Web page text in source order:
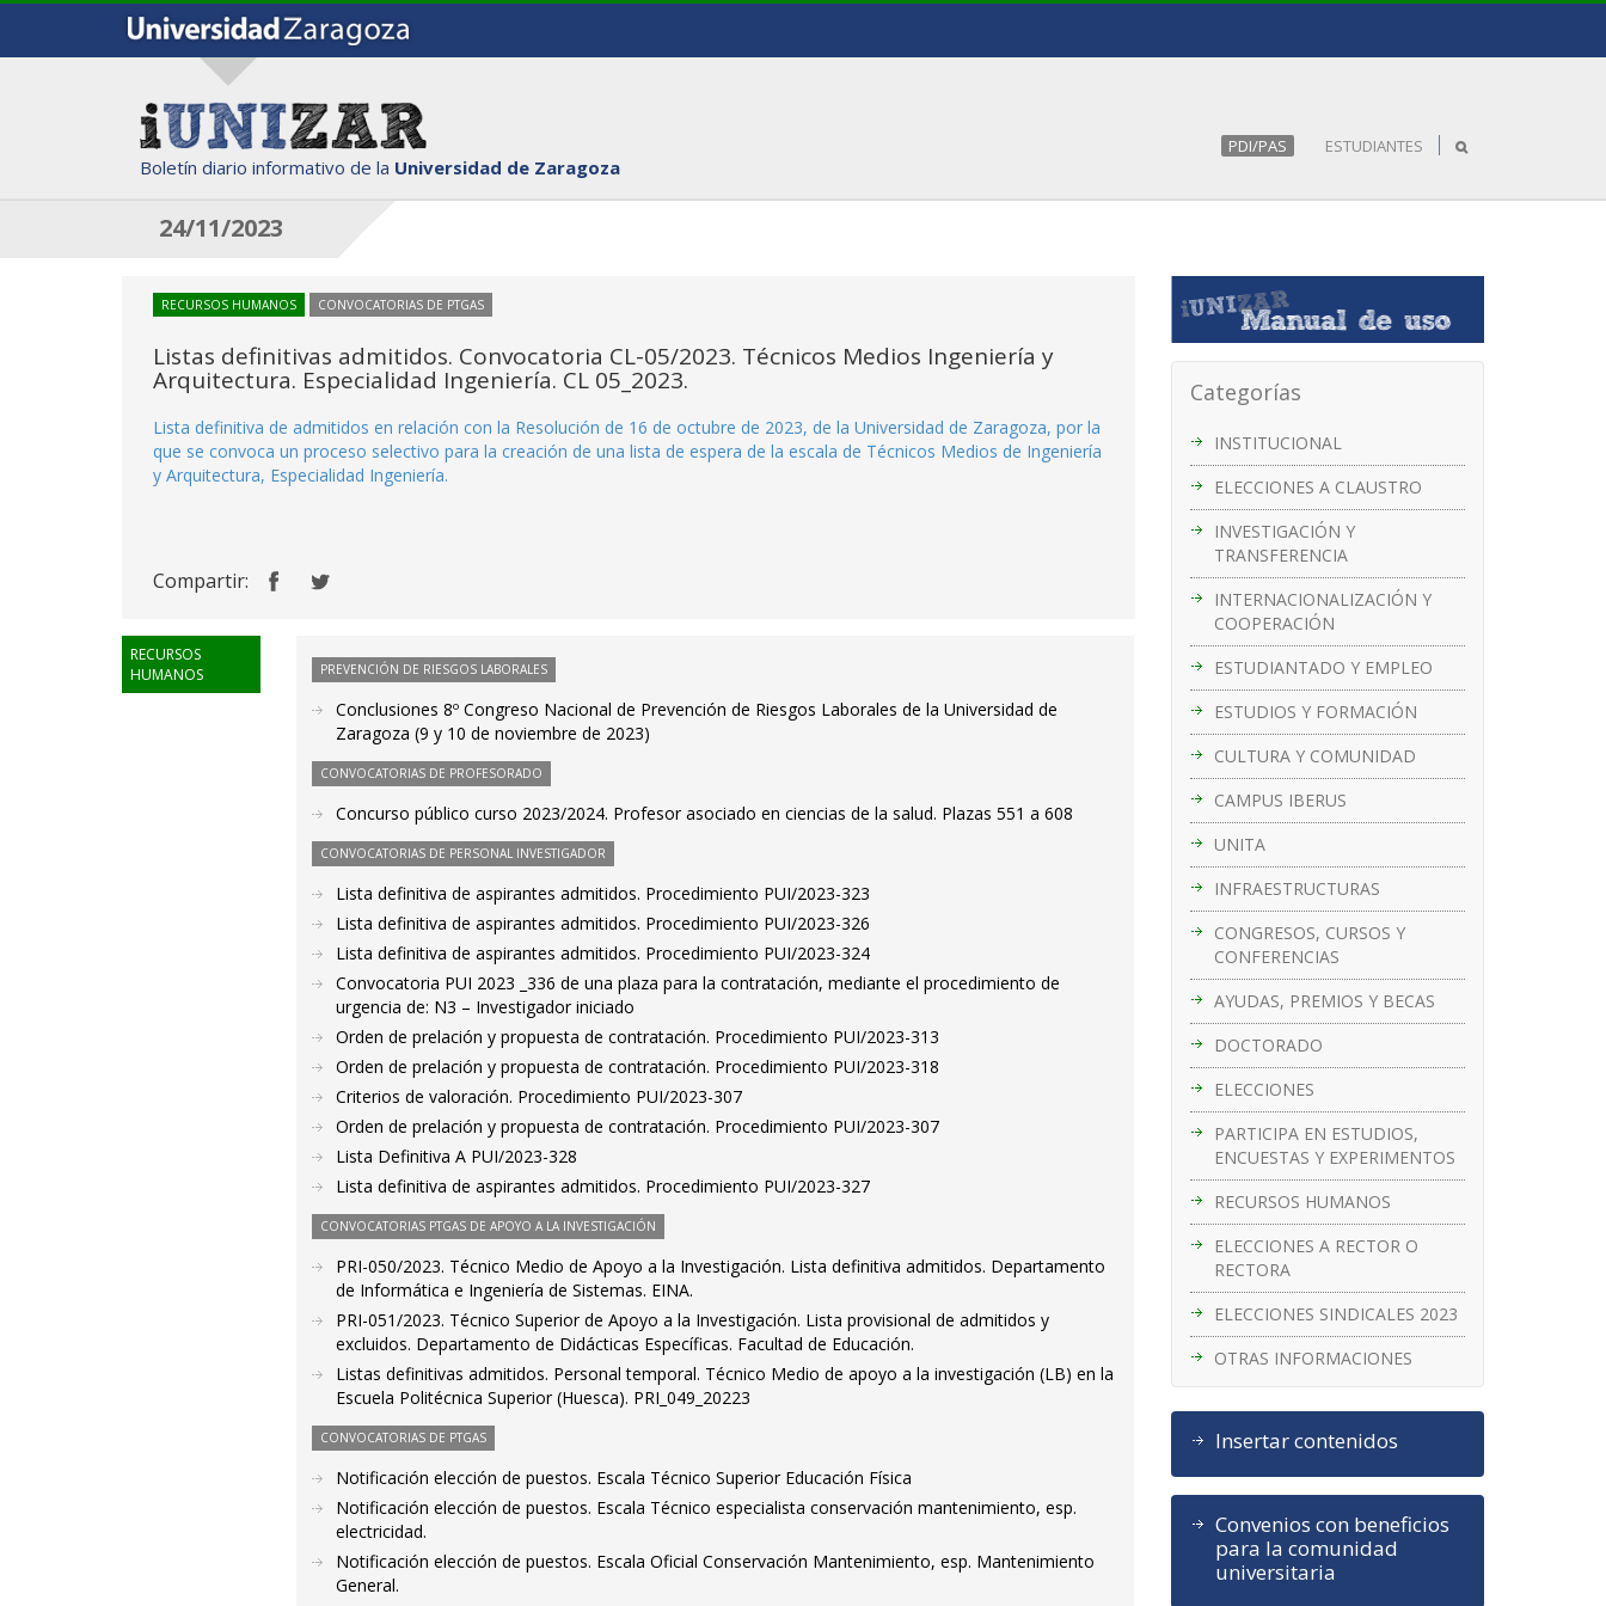
Boletín diario informativo de la Universidad de Zaragoza
PDI/PAS ESTUDIANTES
24/11/2023
Categorías
INSTITUCIONAL
ELECCIONES A CLAUSTRO
INVESTIGACIÓN Y
TRANSFERENCIA
INTERNACIONALIZACIÓN Y
COOPERACIÓN
ESTUDIANTADO Y EMPLEO
ESTUDIOS Y FORMACIÓN
CULTURA Y COMUNIDAD
CAMPUS IBERUS
UNITA
INFRAESTRUCTURAS
CONGRESOS, CURSOS Y
CONFERENCIAS
AYUDAS, PREMIOS Y BECAS
DOCTORADO
ELECCIONES
PARTICIPA EN ESTUDIOS,
ENCUESTAS Y EXPERIMENTOS
RECURSOS HUMANOS
ELECCIONES A RECTOR O
RECTORA
ELECCIONES SINDICALES 2023
OTRAS INFORMACIONES
Insertar contenidos
Convenios con beneficios
para la comunidad
universitaria
RECURSOS HUMANOS CONVOCATORIAS DE PTGAS
Listas definitivas admitidos. Convocatoria CL-05/2023. Técnicos Medios Ingeniería y
Arquitectura. Especialidad Ingeniería. CL 05_2023.
Lista definitiva de admitidos en relación con la Resolución de 16 de octubre de 2023, de la Universidad de Zaragoza, por la
que se convoca un proceso selectivo para la creación de una lista de espera de la escala de Técnicos Medios de Ingeniería
y Arquitectura, Especialidad Ingeniería.
Compartir:
RECURSOS
HUMANOS
PREVENCIÓN DE RIESGOS LABORALES
Conclusiones 8º Congreso Nacional de Prevención de Riesgos Laborales de la Universidad de
Zaragoza (9 y 10 de noviembre de 2023)
CONVOCATORIAS DE PROFESORADO
Concurso público curso 2023/2024. Profesor asociado en ciencias de la salud. Plazas 551 a 608
CONVOCATORIAS DE PERSONAL INVESTIGADOR
Lista definitiva de aspirantes admitidos. Procedimiento PUI/2023-323
Lista definitiva de aspirantes admitidos. Procedimiento PUI/2023-326
Lista definitiva de aspirantes admitidos. Procedimiento PUI/2023-324
Convocatoria PUI 2023 _336 de una plaza para la contratación, mediante el procedimiento de
urgencia de: N3 – Investigador iniciado
Orden de prelación y propuesta de contratación. Procedimiento PUI/2023-313
Orden de prelación y propuesta de contratación. Procedimiento PUI/2023-318
Criterios de valoración. Procedimiento PUI/2023-307
Orden de prelación y propuesta de contratación. Procedimiento PUI/2023-307
Lista Definitiva A PUI/2023-328
Lista definitiva de aspirantes admitidos. Procedimiento PUI/2023-327
CONVOCATORIAS PTGAS DE APOYO A LA INVESTIGACIÓN
PRI-050/2023. Técnico Medio de Apoyo a la Investigación. Lista definitiva admitidos. Departamento
de Informática e Ingeniería de Sistemas. EINA.
PRI-051/2023. Técnico Superior de Apoyo a la Investigación. Lista provisional de admitidos y
excluidos. Departamento de Didácticas Específicas. Facultad de Educación.
Listas definitivas admitidos. Personal temporal. Técnico Medio de apoyo a la investigación (LB) en la
Escuela Politécnica Superior (Huesca). PRI_049_20223
CONVOCATORIAS DE PTGAS
Notificación elección de puestos. Escala Técnico Superior Educación Física
Notificación elección de puestos. Escala Técnico especialista conservación mantenimiento, esp.
electricidad.
Notificación elección de puestos. Escala Oficial Conservación Mantenimiento, esp. Mantenimiento
General.